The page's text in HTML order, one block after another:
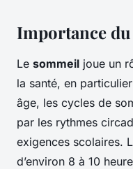
Importance
Le sommeil joue un
la santé, en
âge, les cycles de
par les rythmes
exigences scolaires.
d’environ 8 à 10